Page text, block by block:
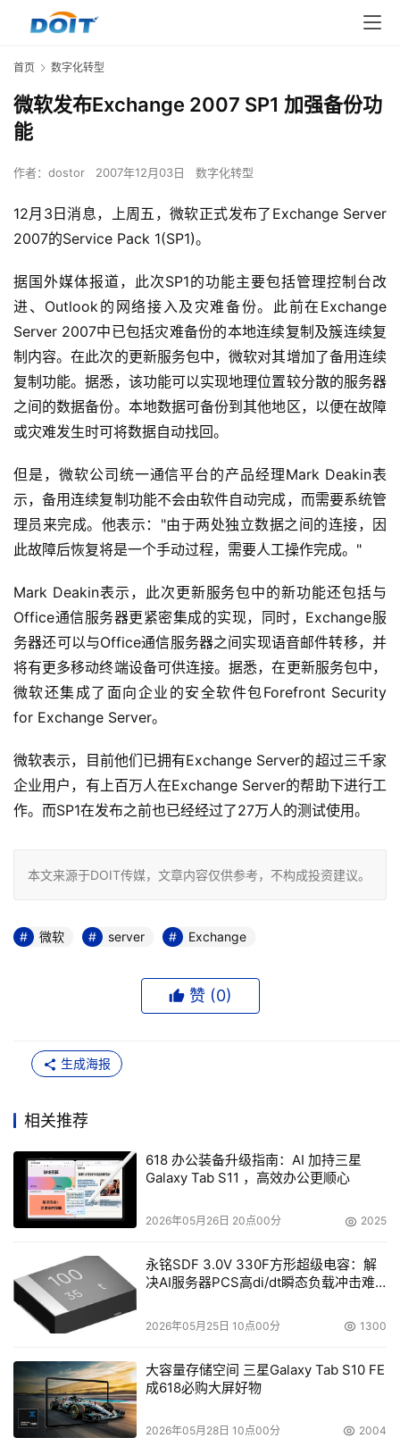
首页 数字化转型
微软发布Exchange 2007 SP1 加强备份功
能
作者： dostor 2007年12月03日 数字化转型
12月3日消息，上周五，微软正式发布了Exchange Server
2007的Service Pack 1(SP1)。
据国外媒体报道，此次SP1的功能主要包括管理控制台改
进、Outlook的网络接入及灾难备份。此前在Exchange
Server 2007中已包括灾难备份的本地连续复制及簇连续复
制内容。在此次的更新服务包中，微软对其增加了备用连续
复制功能。据悉，该功能可以实现地理位置较分散的服务器
之间的数据备份。本地数据可备份到其他地区，以便在故障
或灾难发生时可将数据自动找回。
但是，微软公司统一通信平台的产品经理Mark Deakin表
示，备用连续复制功能不会由软件自动完成，而需要系统管
理员来完成。他表示："由于两处独立数据之间的连接，因
此故障后恢复将是一个手动过程，需要人工操作完成。"
Mark Deakin表示，此次更新服务包中的新功能还包括与
Office通信服务器更紧密集成的实现，同时，Exchange服
务器还可以与Office通信服务器之间实现语音邮件转移，并
将有更多移动终端设备可供连接。据悉，在更新服务包中，
微软还集成了面向企业的安全软件包Forefront Security
for Exchange Server。
微软表示，目前他们已拥有Exchange Server的超过三千家
企业用户，有上百万人在Exchange Server的帮助下进行工
作。而SP1在发布之前也已经经过了27万人的测试使用。
本文来源于DOIT传媒，文章内容仅供参考，不构成投资建议。
微软 server Exchange
赞 (0)
生成海报
相关推荐
618 办公装备升级指南：AI 加持三星
Galaxy Tab S11 ，高效办公更顺心
2026年05月26日 20点00分 2025
永铭SDF 3.0V 330F方形超级电容：解
决AI服务器PCS高di/dt瞬态负载冲击难
2026年05月25日 10点00分 1300
大容量存储空间 三星Galaxy Tab S10 FE
成618必购大屏好物
2026年05月28日 10点00分 2004